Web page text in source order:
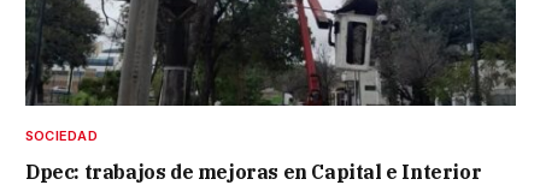
SOCIEDAD
Dpec: trabajos de mejoras en Capital e Interior